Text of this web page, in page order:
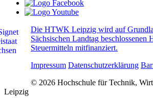
Die HTWK Leipzig wird auf
Sächsischen Landtag beschlossenen
Steuermitteln mitfinanziert.
Impressum Datenschutzerklärung
© 2026 Hochschule für Technik,
Leipzig